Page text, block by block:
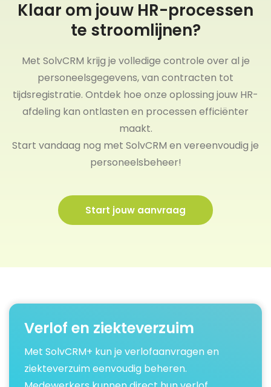
Klaar om jouw HR-processen
te stroomlijnen?
Met SolvCRM krijg je volledige controle over al je
personeelsgegevens, van contracten tot
tijdsregistratie. Ontdek hoe onze oplossing jouw HR-
afdeling kan ontlasten en processen efficiënter
maakt.
Start vandaag nog met SolvCRM en vereenvoudig je
personeelsbeheer!
Start jouw aanvraag
Verlof en ziekteverzuim
Met SolvCRM+ kun je verlofaanvragen en
ziekteverzuim eenvoudig beheren.